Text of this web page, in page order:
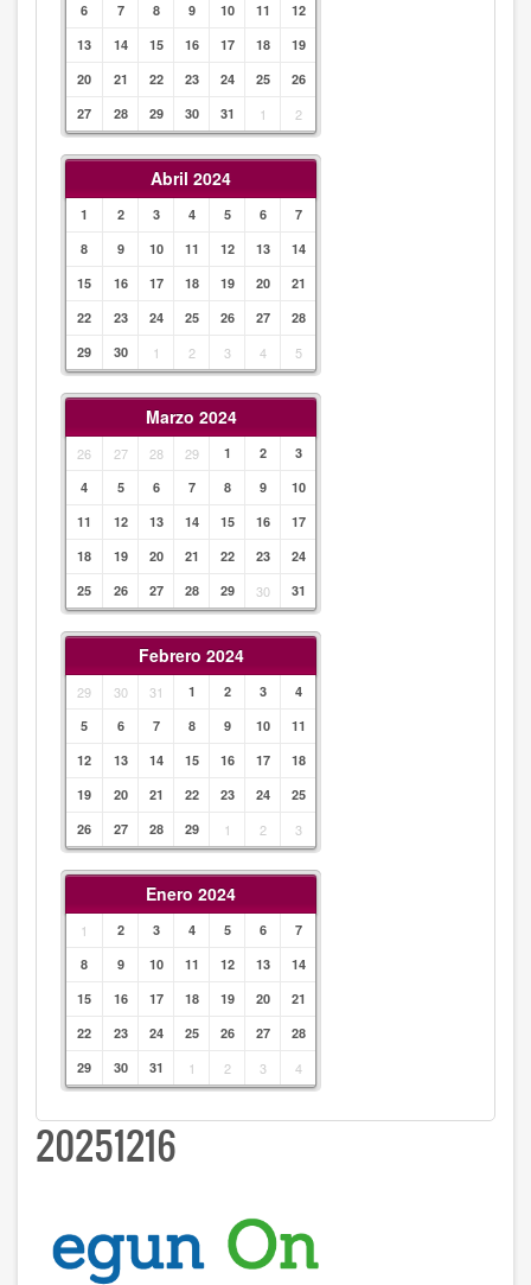
6
7 8 9 10 11
12
13
14 15 16 17 18
19
20
21 22 23 24 25
26
27
28 29 30 31 1 2
Abril 2024
1 2 3 4 5 6
7
8
9 10 11 12 13
14
15
16 17 18 19 20
21
22
23 24 25 26 27
28
29
30 1 2 3 4 5
Marzo 2024
26 27 28 29 1 2
3
4
5 6 7 8 9
10
11
12 13 14 15 16
17
18
19 20 21 22 23
24
25
26 27 28 29 30 31
Febrero 2024
29 30 31 1 2 3
4
5
6 7 8 9 10
11
12
13 14 15 16 17
18
19
20 21 22 23 24
25
26
27 28 29 1 2 3
Enero 2024
1 2 3 4 5 6
7
8
9 10 11 12 13
14
15
16 17 18 19 20
21
22
23 24 25 26 27
28
29
30 31 1 2 3 4
20251216